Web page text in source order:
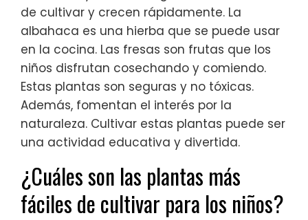
de cultivar y crecen rápidamente. La
albahaca es una hierba que se puede usar
en la cocina. Las fresas son frutas que los
niños disfrutan cosechando y comiendo.
Estas plantas son seguras y no tóxicas.
Además, fomentan el interés por la
naturaleza. Cultivar estas plantas puede ser
una actividad educativa y divertida.
¿Cuáles son las plantas más
fáciles de cultivar para los niños?